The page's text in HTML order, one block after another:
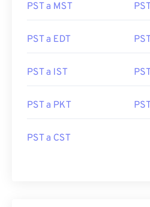
PST a MST
PST a EDT
PST a IST
PST a PKT
PST a CST